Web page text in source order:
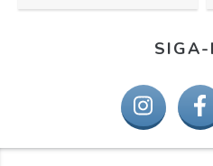
SIGA-